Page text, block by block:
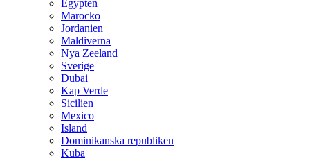
Egypten
Marocko
Jordanien
Maldiverna
Nya Zeeland
Sverige
Dubai
Kap Verde
Sicilien
Mexico
Island
Dominikanska republiken
Kuba